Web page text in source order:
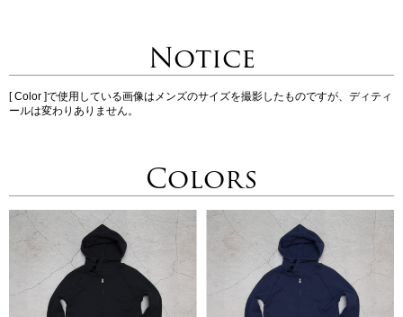
Notice
[ Color ]で使用している画像はメンズのサイズを撮影したものですが、ディティ
ールは変わりありません。
Colors